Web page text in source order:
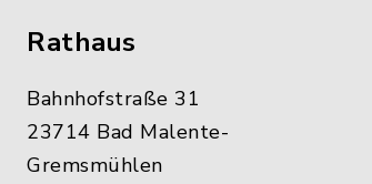
Rathaus
Bahnhofstraße 31
23714 Bad Malente-
Gremsmühlen